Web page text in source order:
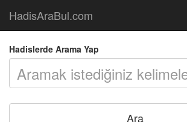
HadisAraBul.com
Hadislerde Arama Yap